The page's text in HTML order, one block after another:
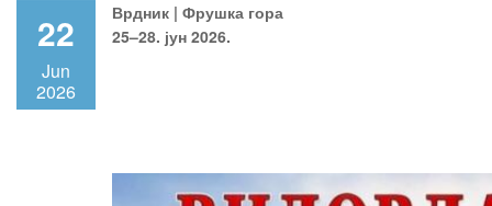
22
Jun
2026
Врдник | Фрушка гора
25–28. јун 2026.